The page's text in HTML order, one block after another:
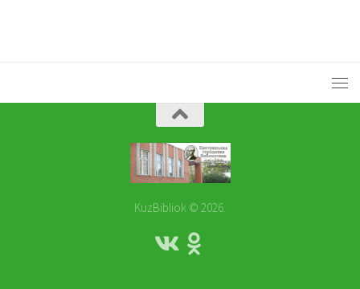
KuzBibliok © 2026.